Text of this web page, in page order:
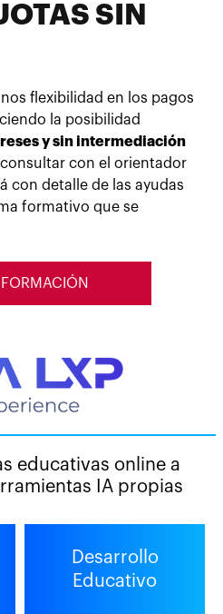
SIN
flexibilidad en los pagos
la posibilidad
y sin intermediación
con el orientador
con detalle de las ayudas
formativo que se
educativas online a
IA propias
Desarrollo
Educativo